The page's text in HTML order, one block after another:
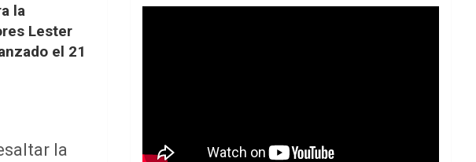
la
Lester
el 21
la